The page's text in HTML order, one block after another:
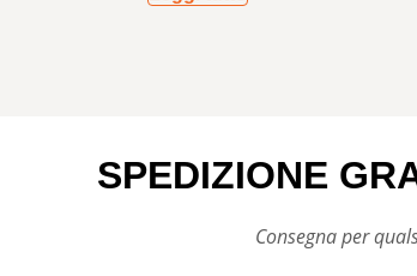
SPEDIZIONE
Consegna per